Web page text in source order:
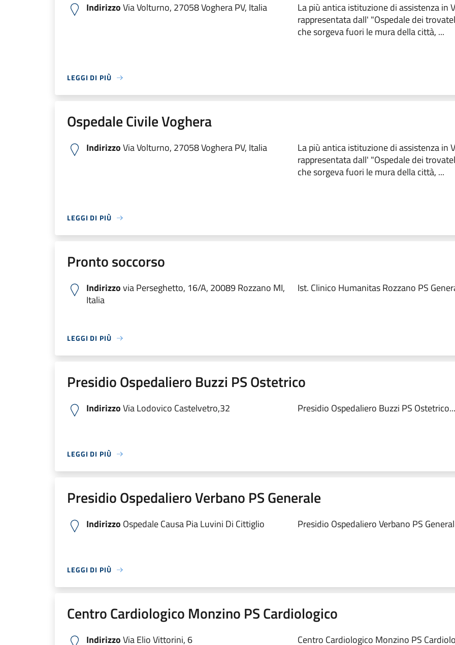
IndirizzoVia Volturno, 27058 Voghera PV, Italia
La più antica istituzione di assistenza in
rappresentata dall' "Ospedale dei
che sorgeva fuori le mura della città, ...
LEGGI DI PIÙ
Ospedale Civile Voghera
IndirizzoVia Volturno, 27058 Voghera PV, Italia
La più antica istituzione di assistenza in
rappresentata dall' "Ospedale dei
che sorgeva fuori le mura della città, ...
LEGGI DI PIÙ
Pronto soccorso
Indirizzovia Perseghetto, 16/A, 20089 Rozzano MI,
Italia
Ist. Clinico Humanitas Rozzano PS
LEGGI DI PIÙ
Presidio Ospedaliero Buzzi PS Ostetrico
IndirizzoVia Lodovico Castelvetro,32 Presidio Ospedaliero Buzzi PS Ostetrico...
LEGGI DI PIÙ
Presidio Ospedaliero Verbano PS Generale
Indirizzo Ospedale Causa Pia Luvini Di Cittiglio Presidio Ospedaliero Verbano PS
LEGGI DI PIÙ
Centro Cardiologico Monzino PS Cardiologico
IndirizzoVia Elio Vittorini, 6 Centro Cardiologico Monzino PS